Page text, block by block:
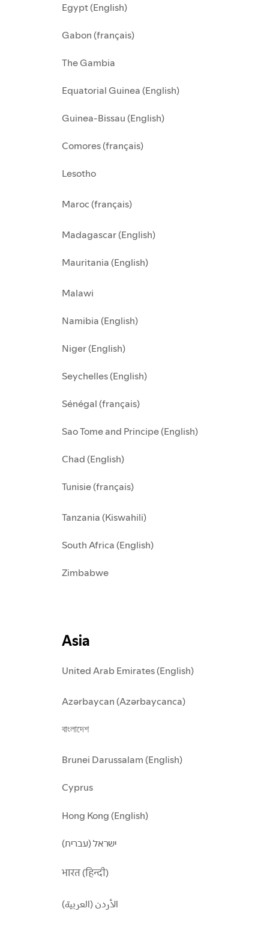
Egypt (English)
Gabon (français)
The Gambia
Equatorial Guinea (English)
Guinea-Bissau (English)
Comores (français)
Lesotho
Maroc (français)
Madagascar (English)
Mauritania (English)
Malawi
Namibia (English)
Niger (English)
Seychelles (English)
Sénégal (français)
Sao Tome and Principe (English)
Chad (English)
Tunisie (français)
Tanzania (Kiswahili)
South Africa (English)
Zimbabwe
Asia
United Arab Emirates (English)
Azərbaycan (Azərbaycanca)
বাংলাদেশ
Brunei Darussalam (English)
Cyprus
Hong Kong (English)
ישראל (עברית)
भारत (हिन्दी)
الأردن (العربية)